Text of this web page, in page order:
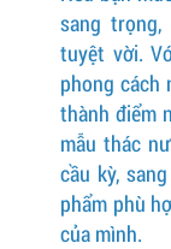
sang
tuyệt vời.
phong
thành điểm
mẫu thác
cầu kỳ,
phẩm phù
của mình.